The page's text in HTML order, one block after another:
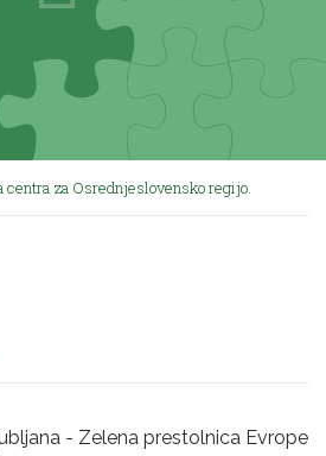
za Osrednjeslovensko regijo.